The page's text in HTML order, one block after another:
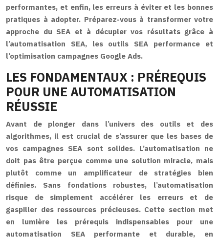
performantes, et enfin, les erreurs à éviter et les bonnes
pratiques à adopter. Préparez-vous à transformer votre
approche du SEA et à décupler vos résultats grâce à
l’automatisation SEA, les outils SEA performance et
l’optimisation campagnes Google Ads.
LES FONDAMENTAUX : PRÉREQUIS
POUR UNE AUTOMATISATION
RÉUSSIE
Avant de plonger dans l’univers des outils et des
algorithmes, il est crucial de s’assurer que les bases de
vos campagnes SEA sont solides. L’automatisation ne
doit pas être perçue comme une solution miracle, mais
plutôt comme un amplificateur de stratégies bien
définies. Sans fondations robustes, l’automatisation
risque de simplement accélérer les erreurs et de
gaspiller des ressources précieuses. Cette section met
en lumière les prérequis indispensables pour une
automatisation SEA performante et durable, en